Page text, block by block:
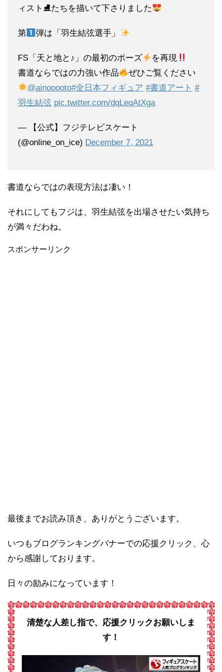
ィスト⛸たちを描いて下さりました
第 弾は「羽生結弦選手」
FS「天と地と♪」の最初のポーズ
を再現
書道ならではの力強い作品
ぜひご覧ください
@ainooooto#全日本フィギュア #書道アート #
羽生結弦 pic.twitter.com/dqLeqAtXga
— 【公式】フジテレビスケート
(@online_on_ice) December 7, 2021
書道ならではの表現方法は凄い！
それにしてもフジは、羽生結弦を出場させたい気持ち
が満々だわね。
スポンサーリンク
最後までお読み頂き、ありがとうございます。
いつもブログランキングバナーでの応援クリック、心
から感謝しております。
日々の励みになっています！
清楚な人差し指で、応援クリックお願いしま
す！